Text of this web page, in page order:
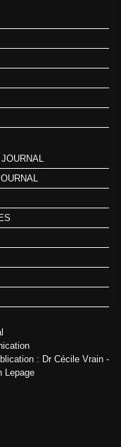
: Dr Cécile Vrain -
Lepage